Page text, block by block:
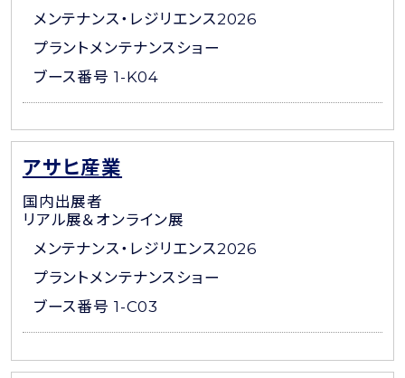
メンテナンス・レジリエンス2026
プラントメンテナンスショー
ブース番号 1-K04
アサヒ産業
国内出展者
リアル展＆オンライン展
メンテナンス・レジリエンス2026
プラントメンテナンスショー
ブース番号 1-C03